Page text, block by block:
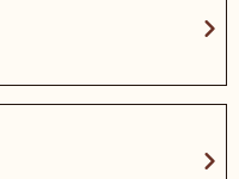
chevron_right
chevron_right